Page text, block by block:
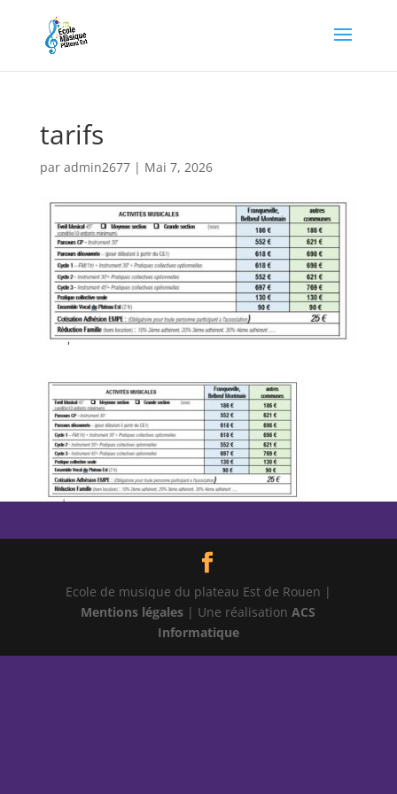
tarifs
par admin2677| Mai 7, 2026
Ecole de musique du plateau Est de Rouen |
Mentions légales | Une réalisationACS
Informatique